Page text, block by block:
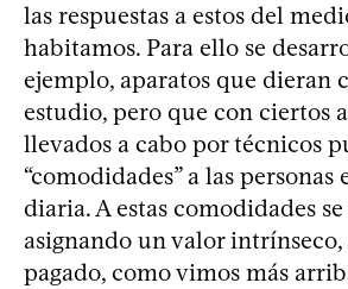
las respuestas a estos del
habitamos. Para ello se
ejemplo, aparatos que dieran
estudio, pero que con ciertos
llevados a cabo por técnicos
“comodidades” a las personas
diaria. A estas comodidades
asignando un valor intrínseco,
pagado, como vimos más